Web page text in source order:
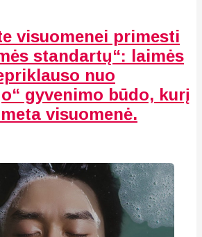
visuomenei primesti
standartų“: laimės
nuo
gyvenimo būdo, kurį
visuomenė.